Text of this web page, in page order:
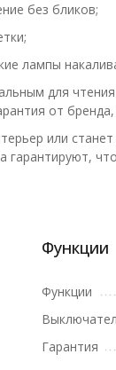
без бликов;
лампы
для
от
или
Функции
Функции
Гарантия